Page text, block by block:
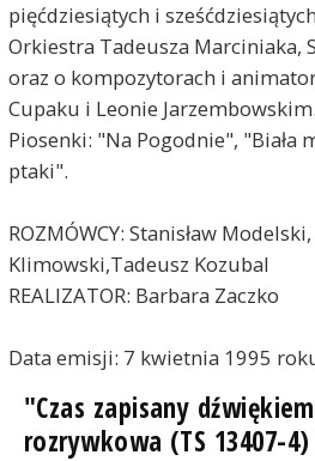
pięćdziesiątych i
Orkiestra Tadeusza Marciniaka,
oraz o kompozytorach i
Cupaku i Leonie Jarzembowskim.
Piosenki: "Na Pogodnie", "Biała
ptaki".
ROZMÓWCY: Stanisław
Klimowski,Tadeusz Kozubal
REALIZATOR: Barbara Zaczko
Data emisji: 7 kwietnia 1995
"Czas zapisany
rozrywkowa (TS 13407-4)